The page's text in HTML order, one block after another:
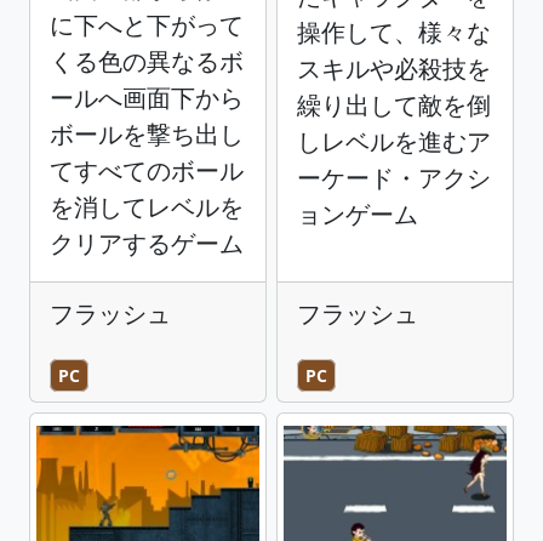
に下へと下がって
くる色の異なるボ
ールへ画面下から
ボールを撃ち出し
てすべてのボール
を消してレベルを
クリアするゲーム
フラッシュ
PC
操作して、様々な
スキルや必殺技を
繰り出して敵を倒
しレベルを進むア
ーケード・アクシ
ョンゲーム
フラッシュ
PC